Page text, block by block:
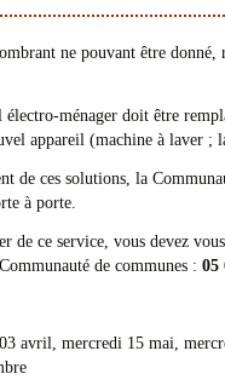
ne pouvant être
électro-ménager doit être
appareil (machine à laver ;
de ces solutions, la
à porte.
de ce service, vous devez
de communes : 05
avril, mercredi 15 mai,